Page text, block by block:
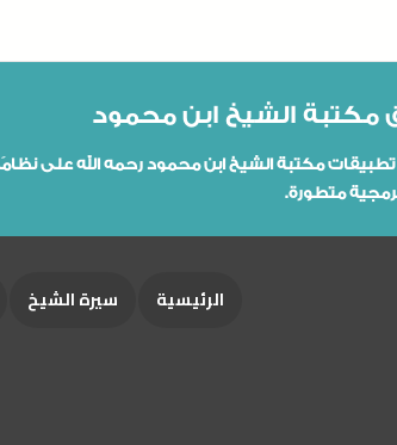
مكتبة الشيخ ابن محمود
الرئيسية سيرة الشيخ